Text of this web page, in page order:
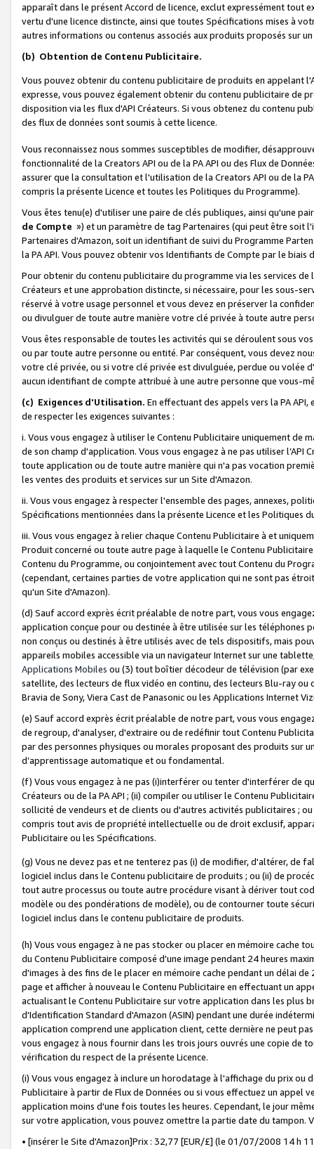
apparaît dans le présent Accord de licence, exclut expressément tout
vertu d'une licence distincte, ainsi que toutes Spécifications mises à
autres informations ou contenus associés aux produits proposés sur
(b) Obtention de Contenu Publicitaire.
Vous pouvez obtenir du contenu publicitaire de produits en appelant
expresse, vous pouvez également obtenir du contenu publicitaire de
disposition via les flux d'API Créateurs. Si vous obtenez du contenu
des flux de données sont soumis à cette licence.
Vous reconnaissez nous sommes susceptibles de modifier,
fonctionnalité de la Creators API ou de la PA API ou des Flux de
assurer que la consultation et l'utilisation de la Creators API ou de la
compris la présente Licence et toutes les Politiques du Programme).
Vous êtes tenu(e) d'utiliser une paire de clés publiques, ainsi qu'une
de Compte ») et un paramètre de tag Partenaires (qui peut être soit
Partenaires d'Amazon, soit un identifiant de suivi du Programme
la PA API. Vous pouvez obtenir vos Identifiants de Compte par le biais
Pour obtenir du contenu publicitaire du programme via les services
Créateurs et une approbation distincte, si nécessaire, pour les sous-
réservé à votre usage personnel et vous devez en préserver la
ou divulguer de toute autre manière votre clé privée à toute autre
Vous êtes responsable de toutes les activités qui se déroulent sous
ou par toute autre personne ou entité. Par conséquent, vous devez
votre clé privée, ou si votre clé privée est divulguée, perdue ou volée
aucun identifiant de compte attribué à une autre personne que vous-
(c) Exigences d'Utilisation. En effectuant des appels vers la PA
de respecter les exigences suivantes :
i. Vous vous engagez à utiliser le Contenu Publicitaire uniquement de
de son champ d'application. Vous vous engagez à ne pas utiliser l’API
toute application ou de toute autre manière qui n'a pas vocation
les ventes des produits et services sur un Site d'Amazon.
ii. Vous vous engagez à respecter l'ensemble des pages, annexes,
Spécifications mentionnées dans la présente Licence et les Politiques
iii. Vous vous engagez à relier chaque Contenu Publicitaire à et
Produit concerné ou toute autre page à laquelle le Contenu
Contenu du Programme, ou conjointement avec tout Contenu du
(cependant, certaines parties de votre application qui ne sont pas
qu'un Site d'Amazon).
(d) Sauf accord exprès écrit préalable de notre part, vous vous
application conçue pour ou destinée à être utilisée sur les téléphones
non conçus ou destinés à être utilisés avec de tels dispositifs, mais
appareils mobiles accessible via un navigateur Internet sur une
Applications Mobiles ou (3) tout boîtier décodeur de télévision (par
satellite, des lecteurs de flux vidéo en continu, des lecteurs Blu-ray
Bravia de Sony, Viera Cast de Panasonic ou les Applications Internet
(e) Sauf accord exprès écrit préalable de notre part, vous vous
de regroup, d'analyser, d'extraire ou de redéfinir tout Contenu
par des personnes physiques ou morales proposant des produits sur
d’apprentissage automatique et ou fondamental.
(f) Vous vous engagez à ne pas (i)interférer ou tenter d'interférer de
Créateurs ou de la PA API ; (ii) compiler ou utiliser le Contenu
sollicité de vendeurs et de clients ou d'autres activités publicitaires ;
compris tout avis de propriété intellectuelle ou de droit exclusif,
Publicitaire ou les Spécifications.
(g) Vous ne devez pas et ne tenterez pas (i) de modifier, d'altérer, de
logiciel inclus dans le Contenu publicitaire de produits ; ou (ii) de
tout autre processus ou toute autre procédure visant à dériver tout
modèle ou des pondérations de modèle), ou de contourner toute
logiciel inclus dans le contenu publicitaire de produits.
(h) Vous vous engagez à ne pas stocker ou placer en mémoire cache
du Contenu Publicitaire composé d'une image pendant 24 heures
d'images à des fins de le placer en mémoire cache pendant un délai
page et afficher à nouveau le Contenu Publicitaire en effectuant un
actualisant le Contenu Publicitaire sur votre application dans les plus
d'Identification Standard d'Amazon (ASIN) pendant une durée
application comprend une application client, cette dernière ne peut
vous engagez à nous fournir dans les trois jours ouvrés une copie de
vérification du respect de la présente Licence.
(i) Vous vous engagez à inclure un horodatage à l'affichage du prix
Publicitaire à partir de Flux de Données ou si vous effectuez un appel
application moins d'une fois toutes les heures. Cependant, le jour
sur votre application, vous pouvez omettre la partie date du tampon.
• [insérer le Site d'Amazon]Prix : 32,77 [EUR/£] (le 01/07/2008 14 h